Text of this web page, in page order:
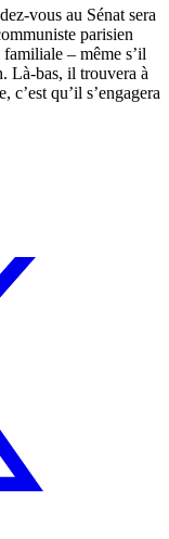
vous au Sénat sera
parisien
– même s’il
Là-bas, il trouvera à
c’est qu’il s’engagera